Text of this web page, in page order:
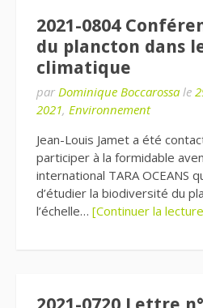
2021-0804
du plancton dans
climatique
par Dominique Boccarossa le
2021, Environnement
Jean-Louis Jamet a été
participer à la formidable
international TARA OCEANS
d’étudier la biodiversité du
l’échelle… [Continuer la